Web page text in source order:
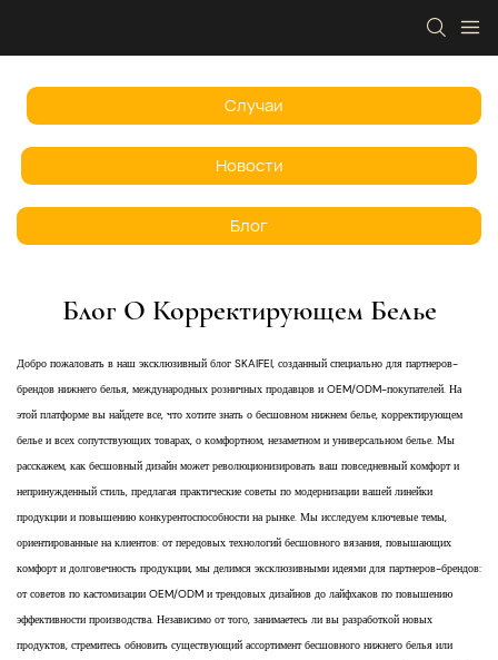
Случаи
Новости
Блог
Блог О Корректирующем Белье
Добро пожаловать в наш эксклюзивный блог SKAIFEI, созданный специально для партнеров-
брендов нижнего белья, международных розничных продавцов и OEM/ODM-покупателей. На
этой платформе вы найдете все, что хотите знать о бесшовном нижнем белье, корректирующем
белье и всех сопутствующих товарах, о комфортном, незаметном и универсальном белье. Мы
расскажем, как бесшовный дизайн может революционизировать ваш повседневный комфорт и
непринужденный стиль, предлагая практические советы по модернизации вашей линейки
продукции и повышению конкурентоспособности на рынке. Мы исследуем ключевые темы,
ориентированные на клиентов: от передовых технологий бесшовного вязания, повышающих
комфорт и долговечность продукции, мы делимся эксклюзивными идеями для партнеров-брендов:
от советов по кастомизации OEM/ODM и трендовых дизайнов до лайфхаков по повышению
эффективности производства. Независимо от того, занимаетесь ли вы разработкой новых
продуктов, стремитесь обновить существующий ассортимент бесшовного нижнего белья или